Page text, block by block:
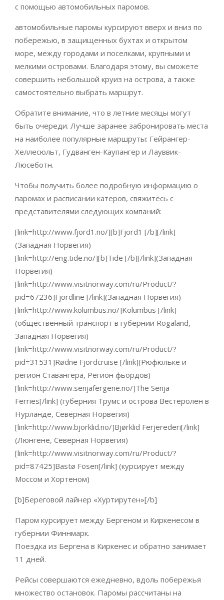
с помощью автомобильных паромов.
автомобильные паромы курсируют вверх и вниз по
побережью, в защищенных бухтах и открытом
море, между городами и поселками, крупными и
мелкими островами. Благодаря этому, вы сможете
совершить небольшой круиз на острова, а также
самостоятельно выбрать маршрут.
Обратите внимание, что в летние месяцы могут
быть очереди. Лучше заранее забронировать места
на наиболее популярные маршруты: Гейрангер-
Хеллесюльт, Гудванген-Каупангер и Лауввик-
Люсеботн.
Чтобы получить более подробную информацию о
паромах и расписании катеров, свяжитесь с
представителями следующих компаний:
[link=http://www.fjord1.no/][b]Fjord1 [/b][/link]
(Западная Норвегия)
[link=http://eng.tide.no/][b]Tide [/b][/link](Западная
Норвегия)
[link=http://www.visitnorway.com/ru/Product/?
pid=67236]Fjordline [/link](Западная Норвегия)
[link=http://www.kolumbus.no/]Kolumbus [/link]
(общественный транспорт в губернии Rogaland,
Западная Норвегия)
[link=http://www.visitnorway.com/ru/Product/?
pid=31531]Rødne Fjordcruise [/link](Рюфюльке и
регион Ставангера, Регион фьордов)
[link=http://www.senjafergene.no/]The Senja
Ferries[/link] (губерния Трумс и острова Вестеролен в
Нурланде, Северная Норвегия)
[link=http://www.bjorklid.no/]Bjørklid Ferjerederi[/link]
(Люнгене, Северная Норвегия)
[link=http://www.visitnorway.com/ru/Product/?
pid=87425]Bastø Fosen[/link] (курсирует между
Моссом и Хортеном)
[b]Береговой лайнер «Хуртирутен»[/b]
Паром курсирует между Бергеном и Киркенесом в
губернии Финнмарк.
Поездка из Бергена в Киркенес и обратно занимает
11 дней.
Рейсы совершаются ежедневно, вдоль побережья
множество остановок. Паромы рассчитаны на